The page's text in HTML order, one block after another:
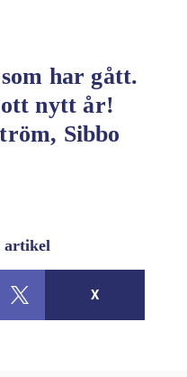
har gått.
nytt år!
Sibbo
artikel
X